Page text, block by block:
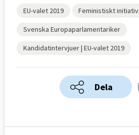
EU-valet 2019
Feministiskt initiativ
Svenska Europaparlamentariker
Kandidatintervjuer | EU-valet 2019
Dela